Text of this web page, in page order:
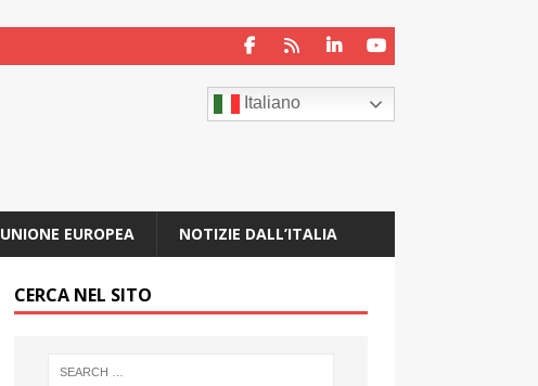
Italiano
UNIONE EUROPEA NOTIZIE DALL’ITALIA
CERCA NEL SITO